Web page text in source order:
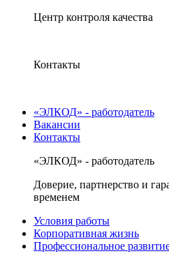
Центр контроля качества
Контакты
«ЭЛКОД» - работодатель
Вакансии
Контакты
«ЭЛКОД» - работодатель
Доверие, партнерство и
временем
Условия работы
Корпоративная жизнь
Профессиональное